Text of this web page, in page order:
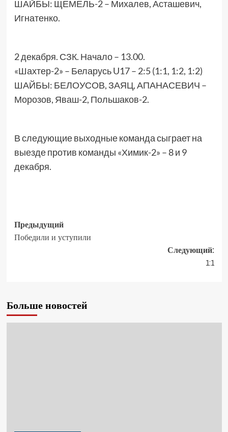
ШАЙБЫ: ЩЕМЕЛЬ-2 – Михалев, Асташевич,
Игнатенко.
2 декабря. СЗК. Начало – 13.00.
«Шахтер-2» – Беларусь U17 – 2:5 (1:1, 1:2, 1:2)
ШАЙБЫ: БЕЛОУСОВ, ЗАЯЦ, АПАНАСЕВИЧ –
Морозов, Яваш-2, Польшаков-2.
В следующие выходные команда сыграет на
выезде против команды «Химик-2» – 8 и 9
декабря.
Предыдущий
Победили и уступили
Следующий:
1:1
Больше новостей